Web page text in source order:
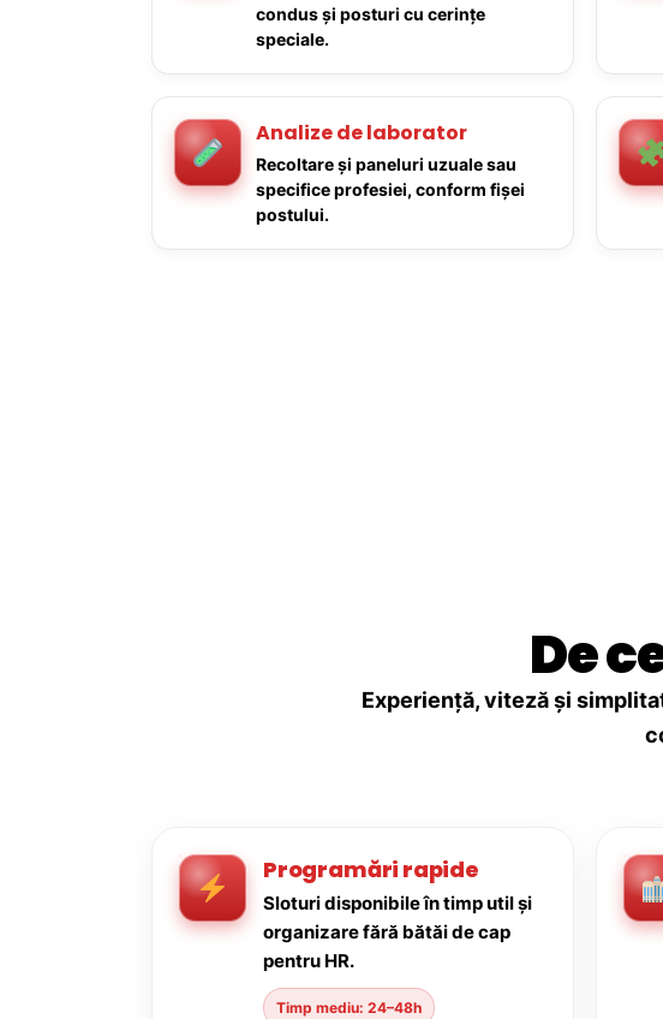
condus și posturi cu cerințe
speciale.
Analize de laborator
Recoltare și paneluri uzuale sau
specifice profesiei, conform fișei
postului.
De
Experiență, viteză și
Programări rapide
Sloturi disponibile în timp util și
organizare fără bătăi de cap
pentru HR.
Timp mediu: 24–48h